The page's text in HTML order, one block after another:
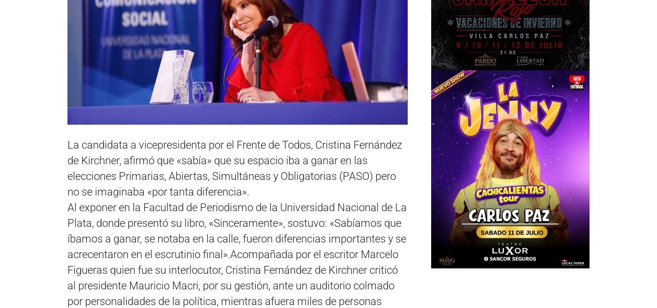
La candidata a vicepresidenta por el Frente de Todos, Cristina Fernández
de Kirchner, afirmó que «sabía» que su espacio iba a ganar en las
elecciones Primarias, Abiertas, Simultáneas y Obligatorias (PASO) pero
no se imaginaba «por tanta diferencia».
Al exponer en la Facultad de Periodismo de la Universidad Nacional de La
Plata, donde presentó su libro, «Sinceramente», sostuvo: «Sabíamos que
íbamos a ganar, se notaba en la calle, fueron diferencias importantes y se
acrecentaron en el escrutinio final».Acompañada por el escritor Marcelo
Figueras quien fue su interlocutor, Cristina Fernández de Kirchner criticó
al presidente Mauricio Macri, por su gestión, ante un auditorio colmado
por personalidades de la política, mientras afuera miles de personas